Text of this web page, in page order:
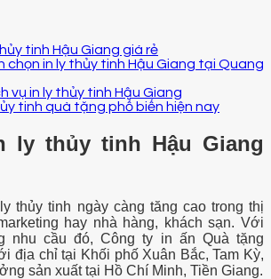
tinh Hậu Giang giá rẻ
chọn in ly thủy tinh Hậu Giang tại Quang
vụ in ly thủy tinh Hậu Giang
tinh quà tặng phổ biến hiện nay
ly thủy tinh Hậu Giang
thủy tinh ngày càng tăng cao trong thị
hay nhà hàng, khách sạn. Với
nhu cầu đó, Công ty in ấn Quà tặng
địa chỉ tại Khối phố Xuân Bắc, Tam Kỳ,
sản xuất tại Hồ Chí Minh, Tiền Giang.